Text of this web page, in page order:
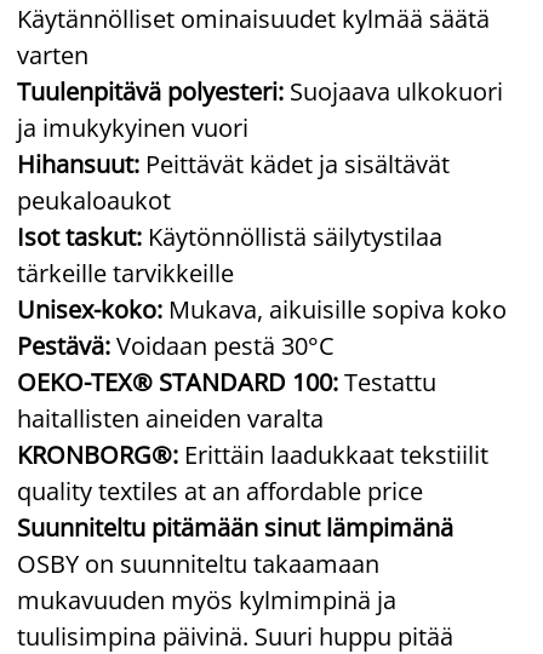
Käytännölliset ominaisuudet kylmää säätä
varten
Tuulenpitävä polyesteri: Suojaava ulkokuori
ja imukykyinen vuori
Hihansuut: Peittävät kädet ja sisältävät
peukaloaukot
Isot taskut: Käytönnöllistä säilytystilaa
tärkeille tarvikkeille
Unisex-koko: Mukava, aikuisille sopiva koko
Pestävä:Voidaan pestä 30°C
OEKO-TEX® STANDARD 100:Testattu
haitallisten aineiden varalta
KRONBORG®: Erittäin laadukkaat tekstiilit
quality textiles at an affordable price
Suunniteltu pitämään sinut lämpimänä
OSBY on suunniteltu takaamaan
mukavuuden myös kylmimpinä ja
tuulisimpina päivinä. Suuri huppu pitää